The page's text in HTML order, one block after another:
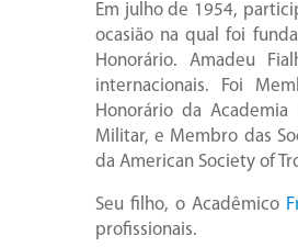
Em julho de 1954,
ocasião na qual foi
Honorário. Amadeu
internacionais. Foi
Honorário da
Militar, e Membro das
da American Society of
Seu filho, o Acadêmico
profissionais.